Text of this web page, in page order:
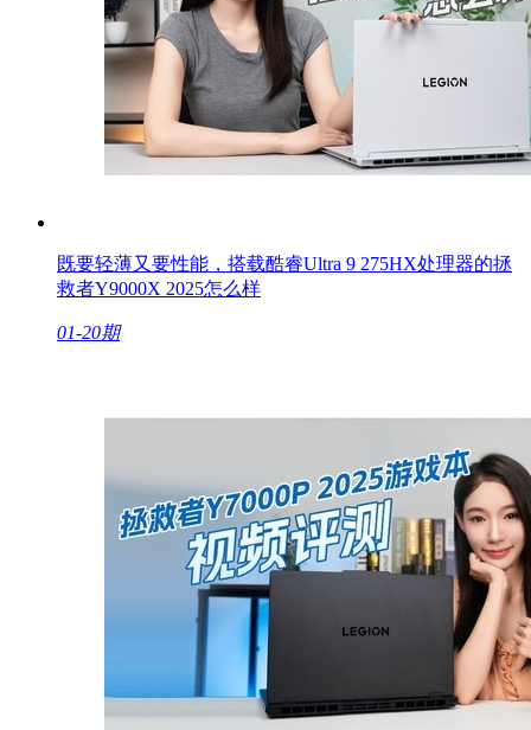
既要轻薄又要性能，搭载酷睿Ultra 9 275HX处理器的拯
救者Y9000X 2025怎么样
01-20期